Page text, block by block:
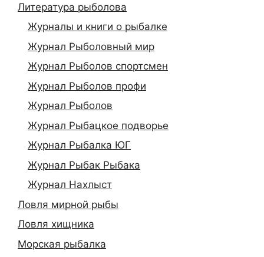
Литература рыболова
Журналы и книги о рыбалке
Журнал Рыболовный мир
Журнал Рыболов спортсмен
Журнал Рыболов профи
Журнал Рыболов
Журнал Рыбацкое подворье
Журнал Рыбалка ЮГ
Журнал Рыбак Рыбака
Журнал Нахлыст
Ловля мирной рыбы
Ловля хищника
Морская рыбалка